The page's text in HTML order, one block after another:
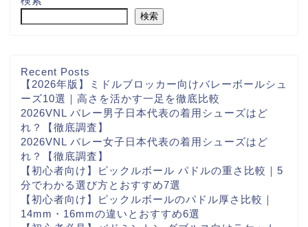
検索
Recent Posts
【2026年版】ミドルブロッカー向けバレーボールシュ
ーズ10選｜高さを活かす一足を徹底比較
2026VNL バレー男子日本代表の着用シューズはど
れ？【徹底調査】
2026VNL バレー女子日本代表の着用シューズはど
れ？【徹底調査】
【初心者向け】ピックルボール パドルの重さ比較｜5
分でわかる選び方とおすすめ7選
【初心者向け】ピックルボールのパドル厚さ比較｜
14mm・16mmの違いとおすすめ6選